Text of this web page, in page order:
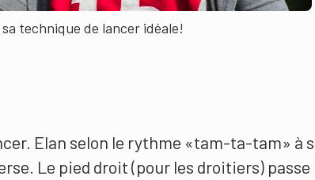
technique de lancer idéale!
Elan selon le rythme «tam-ta-tam» à
Le pied droit (pour les droitiers) passe